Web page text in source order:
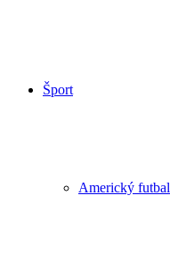
Šport
Americký futbal